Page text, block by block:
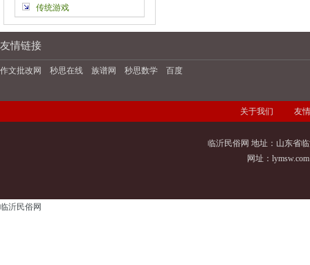
传统游戏
友情链接
作文批改网 秒思在线 族谱网 秒思数学 百度
关于我们 友
临沂民俗网 地址：山东省
网址： lymsw.com
临沂民俗网